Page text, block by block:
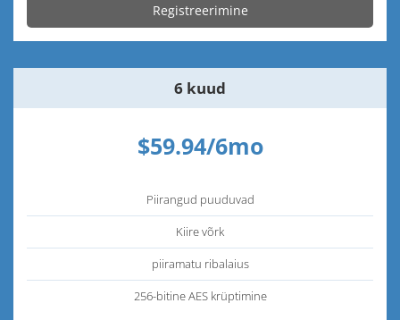
Registreerimine
6 kuud
$59.94/6mo
Piirangud puuduvad
Kiire võrk
piiramatu ribalaius
256-bitine AES krüptimine